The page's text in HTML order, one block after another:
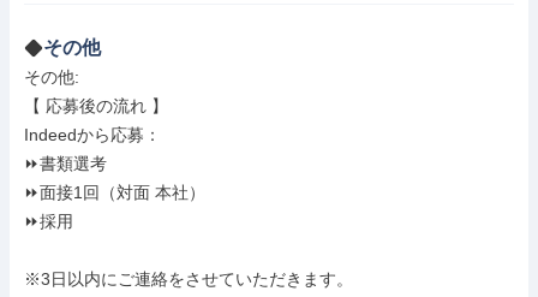
その他
その他:
【 応募後の流れ 】
Indeedから応募：
⏩️書類選考
⏩️面接1回（対面 本社）
⏩️採用
※3日以内にご連絡をさせていただきます。